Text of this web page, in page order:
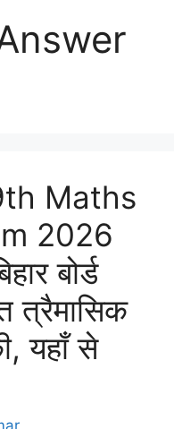
Maths
2026
बोर्ड
त्रैमासिक
यहाँ से